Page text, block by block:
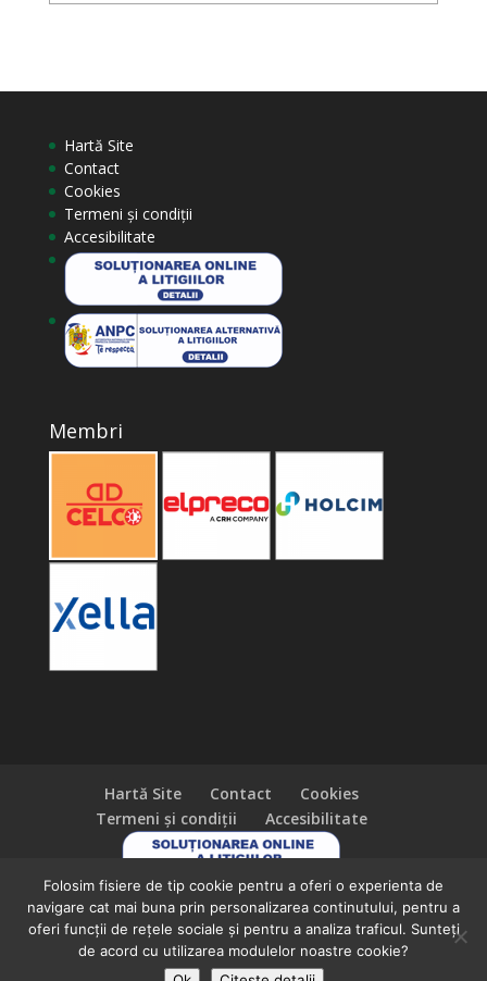
Hartă Site
Contact
Cookies
Termeni și condiții
Accesibilitate
Membri
Hartă Site Contact
Cookies
Termeni și condiții
Accesibilitate
Folosim fisiere de tip cookie pentru a oferi o experienta de
navigare cat mai buna prin personalizarea continutului, pentru a
oferi funcții de rețele sociale și pentru a analiza traficul. Sunteți
de acord cu utilizarea modulelor noastre cookie?